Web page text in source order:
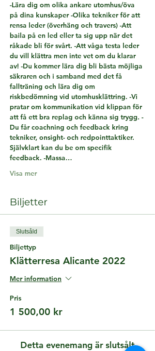
-Lära dig om olika ankare utomhus/öva
på dina kunskaper -Olika tekniker för att
rensa leder (överhäng och travers) -Att
baila på en led eller ta sig upp när det
råkade bli för svårt. -Att våga testa leder
du vill klättra men inte vet om du klarar
av! -Du kommer lära dig bli bästa möjliga
säkraren och i samband med det få
fallträning och lära dig om
riskbedömning vid utomhusklättring. -Vi
pratar om kommunikation vid klippan för
att få ett bra replag och känna sig trygg. -
Du får coachning och feedback kring
tekniker, onsight- och redpointtaktiker.
Självklart kan du be om specifik
feedback. -Massa…
Visa mer
Biljetter
Slutsåld
Biljettyp
Klätterresa Alicante 2022
Mer information
Pris
1 500,00 kr
Detta evenemang är slutsålt